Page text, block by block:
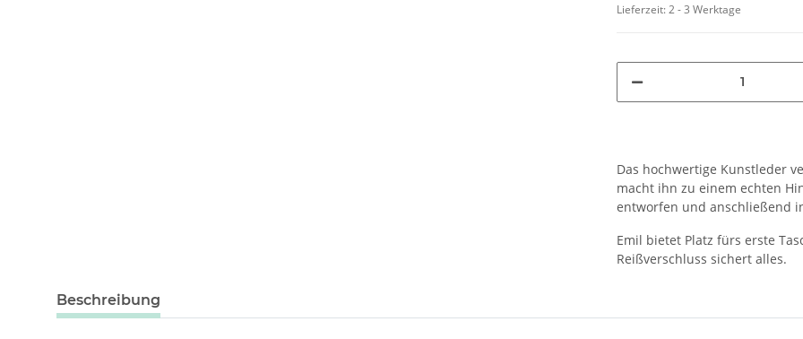
Lieferzeit:2 - 3 Werktage
Das hochwertige Kunstleder
macht ihn zu einem echten
entworfen und anschließend
Emil bietet Platz fürs erste
Reißverschluss sichert alles.
weitere Registerkarten anzeigen
Beschreibung